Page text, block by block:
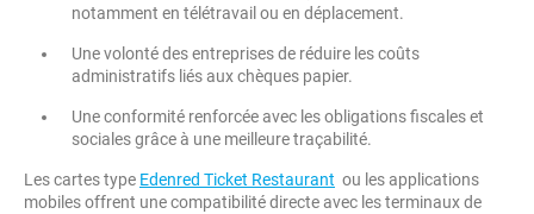
notamment en télétravail ou en déplacement.
Une volonté des entreprises de réduire les coûts
administratifs liés aux chèques papier.
Une conformité renforcée avec les obligations fiscales et
sociales grâce à une meilleure traçabilité.
Les cartes type Edenred Ticket Restaurant ou les applications
mobiles offrent une compatibilité directe avec les terminaux de